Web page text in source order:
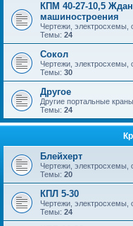
КПМ 40-27-10,5
машиностроения
Чертежи, электросхемы,
Темы: 24
Сокол
Чертежи, электросхемы,
Темы: 30
Другое
Другие портальные
Темы: 24
Блейхерт
Чертежи, электросхемы,
Темы: 20
КПЛ 5-30
Чертежи, электросхемы,
Темы: 24